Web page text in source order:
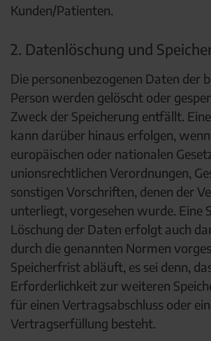
Kunden/Patienten.
2. Datenlöschung und
Die personenbezogenen Daten der
Person werden gelöscht oder
Zweck der Speicherung entfällt.
kann darüber hinaus erfolgen,
europäischen oder nationalen
unionsrechtlichen Verordnungen,
sonstigen Vorschriften, denen der
unterliegt, vorgesehen wurde. Eine
Löschung der Daten erfolgt auch
durch die genannten Normen
Speicherfrist abläuft, es sei denn,
Erforderlichkeit zur weiteren
für einen Vertragsabschluss oder
Vertragserfüllung besteht.